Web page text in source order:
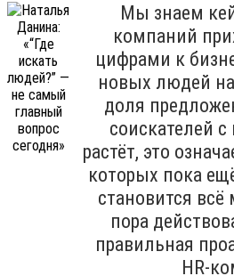
Мы знаем
компаний
цифрами к
новых людей
доля
соискателей
растёт, это
которых пока
становится
пора
правильная
HR-